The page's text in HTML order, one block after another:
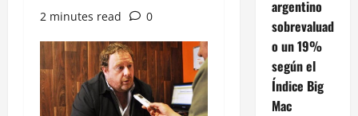
2 minutes read
0
argentino
sobrevaluad
o un 19%
según el
Índice Big
Mac